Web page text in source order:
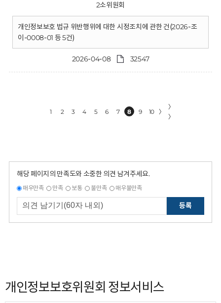
2소위원회
개인정보보호 법규 위반행위에 대한 시정조치에 관한 건(2026-조
이-0008-01 등 5건)
2026-04-08 32547
1 2 3 4 5 6 7 8 9 10 〉
〉
〉
해당 페이지의 만족도와 소중한 의견 남겨주세요.
매우만족 만족 보통 불만족 매우불만족
등록
개인정보보호위원회 정보서비스